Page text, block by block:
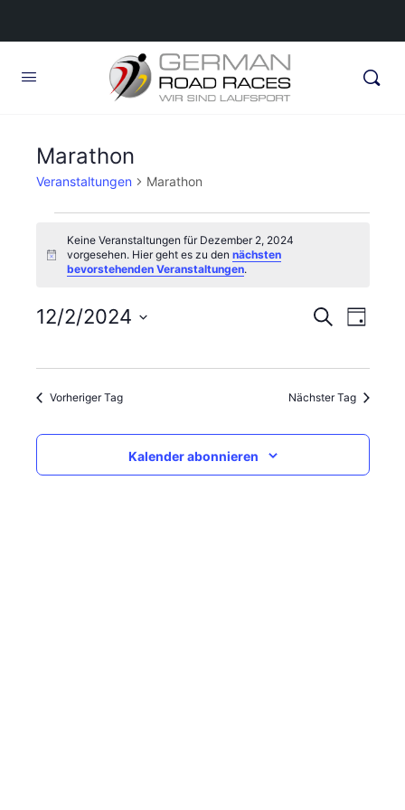
Marathon
Veranstaltungen Marathon
für
Dezember
2,
Hinweis
Keine Veranstaltungen für Dezember 2, 2024
vorgesehen. Hier geht es zu den nächsten
bevorstehenden Veranstaltungen.
und
SucheTag
12/2/2024
wählen.
Vorheriger Tag Nächster Tag
Kalender abonnieren